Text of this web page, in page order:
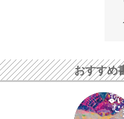
おすすめ